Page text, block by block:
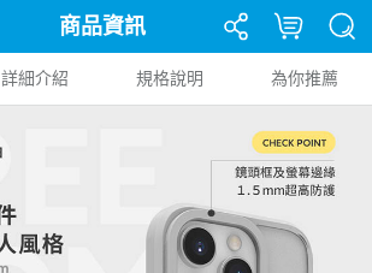
商品資訊
詳細介紹 規格說明 為你推薦